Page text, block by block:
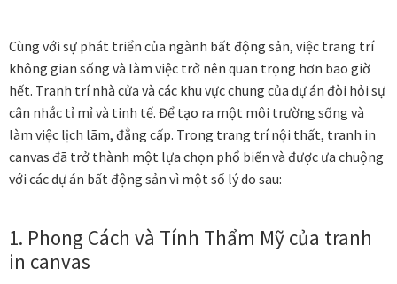
Chính Sách Bảo Mật
Chính Sách Đổi Trả
Chính sách đổi trả hàng
Đăng ký thành viên
Danh Lam Collection
Cùng với sự phát triển của ngành bất động sản, việc trang trí
không gian sống và làm việc trở nên quan trọng hơn bao giờ
hết. Tranh trí nhà cửa và các khu vực chung của dự án đòi hỏi sự
cân nhắc tỉ mỉ và tinh tế. Để tạo ra một môi trường sống và
làm việc lịch lãm, đẳng cấp. Trong trang trí nội thất, tranh in
canvas đã trở thành một lựa chọn phổ biến và được ưa chuộng
với các dự án bất động sản vì một số lý do sau:
1. Phong Cách và Tính Thẩm Mỹ của tranh
in canvas